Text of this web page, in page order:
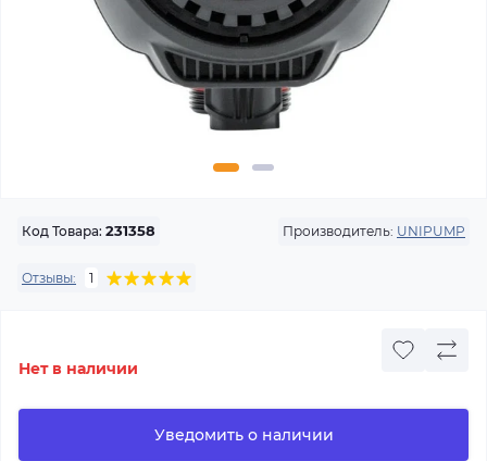
Код Товара: 231358 Производитель: UNIPUMP
Отзывы: 1
Нет в наличии
Уведомить о наличии